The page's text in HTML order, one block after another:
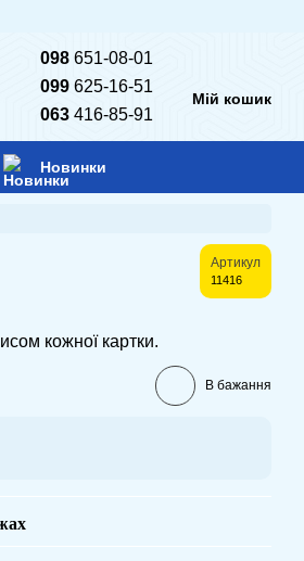
098 651-08-01
099 625-16-51
063 416-85-91
Мій кошик
Новинки
Артикул
11416
кожної картки.
В бажання